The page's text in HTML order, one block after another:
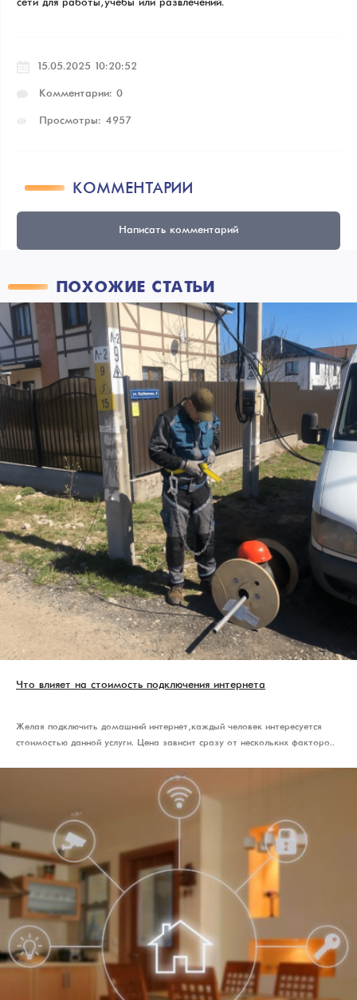
сети для работы, учебы или развлечений.
15.05.2025 10:20:52
Комментарии: 0
Просмотры: 4957
КОММЕНТАРИИ
Написать комментарий
ПОХОЖИЕ СТАТЬИ
Что влияет на стоимость подключения интернета
Желая подключить домашний интернет, каждый человек интересуется
стоимостью данной услуги. Цена зависит сразу от нескольких факторо..